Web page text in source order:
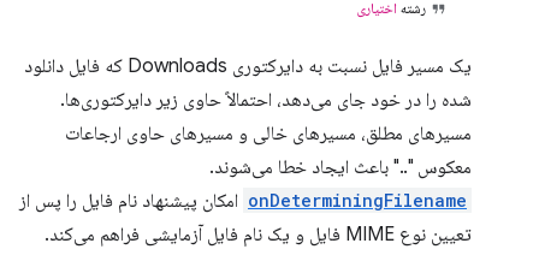
رشته اختیاری
یک مسیر فایل نسبت به دایرکتوری Downloads که فایل دانلود
شده را در خود جای می‌دهد، احتمالاً حاوی زیر دایرکتوری‌ها.
مسیرهای مطلق، مسیرهای خالی و مسیرهای حاوی ارجاعات
معکوس ".." باعث ایجاد خطا می‌شوند.
onDeterminingFilename امکان پیشنهاد نام فایل را پس از
تعیین نوع MIME فایل و یک نام فایل آزمایشی فراهم می‌کند.